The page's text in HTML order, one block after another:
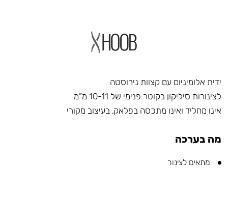
ידית אלומיניום עם קצוות נירוסטה
לצינורות סיליקון בקוטר פנימי של 10-11 מ”מ
אינו מחליד ואינו מתכסה בפלאק, בעיצוב מקורי
מה בערכה
מתאים לצינור